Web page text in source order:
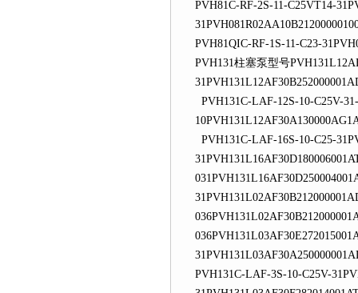
PVH81C-RF-2S-11-C25VT14-
PVH81QIC-RF-1S-11-C23-
PVH131柱塞泵型号
PVH131C-LAF-12S-10-C25V-
PVH131C-LAF-16S-10-C25-
PVH131C-LAF-3S-10-C25V-